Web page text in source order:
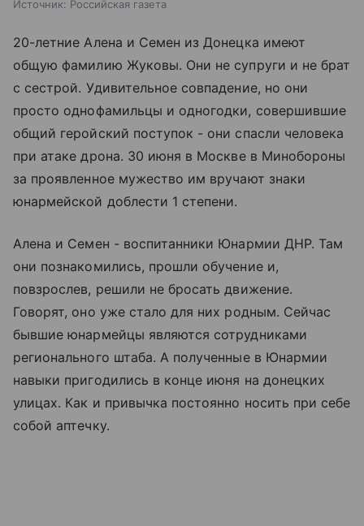
Источник: Российская газета
20-летние Алена и Семен из Донецка имеют
общую фамилию Жуковы. Они не супруги и не брат
с сестрой. Удивительное совпадение, но они
просто однофамильцы и одногодки, совершившие
общий геройский поступок - они спасли человека
при атаке дрона. 30 июня в Москве в Минобороны
за проявленное мужество им вручают знаки
юнармейской доблести 1 степени.
Алена и Семен - воспитанники Юнармии ДНР. Там
они познакомились, прошли обучение и,
повзрослев, решили не бросать движение.
Говорят, оно уже стало для них родным. Сейчас
бывшие юнармейцы являются сотрудниками
регионального штаба. А полученные в Юнармии
навыки пригодились в конце июня на донецких
улицах. Как и привычка постоянно носить при себе
собой аптечку.